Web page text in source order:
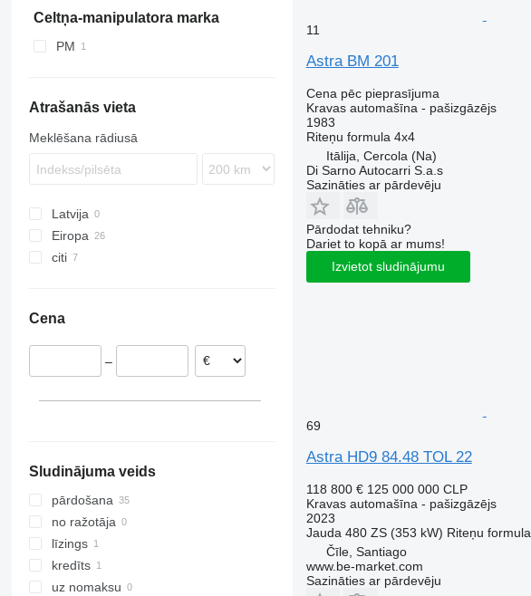
Trakker
65111
TGE
TGX
LAF
SK
Unimog
V-Class
Vario
Zetros
eActros
Manager
Midliner
Premium
T-series
TRM
R-series
X5000
T5G
T-series
FL
N-series
S-series
Terberg
VM
433362
Celtņa-manipulatora marka
PM
Atrašanās vieta
Meklēšana rādiusā
Latvija
Eiropa
Lielbritānija
Bulgārija
citi
Cena
–
Sludinājuma veids
pārdošana
no ražotāja
līzings
kredīts
uz nomaksu
11
Astra BM 201
Cena pēc pieprasījuma
Kravas automašīna - pašizgāzējs
1983
Riteņu formula 4x4
Itālija, Cercola (Na)
Di Sarno Autocarri S.a.s
Sazināties ar pārdevēju
Pārdodat tehniku?
Dariet to kopā ar mums!
Izvietot sludinājumu
69
Astra HD9 84.48 TOL 22
118 800 € 125 000 000 CLP
Kravas automašīna - pašizgāzējs
2023
Jauda 480 ZS (353 kW) Riteņu formula
Čīle, Santiago
www.be-market.com
Sazināties ar pārdevēju